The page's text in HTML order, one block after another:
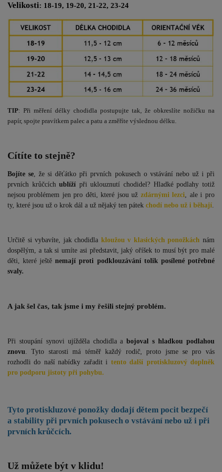
Velikosti: 18-19, 19-20, 21-22, 23-24
TIP: Při měření délky chodidla postupujte tak, že obkreslíte nožičku na
papír, spojte pravítkem palec a patu a změříte výslednou délku.
Cítíte to stejně?
Bojíte se, že si děťátko při prvních pokusech o vstávání nebo už i při
prvních krůčcíchublíží při uklouznutí chodidel? Hladké podlahy totiž
nejsou problémem jen pro děti, které jsou už zdárnými lezci, ale i pro
ty, které jsou už o krok dál a už nějaký ten pátek chodí nebo už i běhají.
Určitě si vybavíte, jak chodidla kloužou v klasických ponožkách nám
dospělým, a tak si umíte asi představit, jaký oříšek to musí být pro malé
děti, které ještěnemají proti podklouzávání tolik posílené potřebné
svaly.
A jak šel čas, tak jsme i my řešili stejný problém.
Při stoupání synovi ujížděla chodidla abojoval s hladkou podlahou
znovu. Tyto starosti má téměř každý rodič, proto jsme se pro vás
rozhodli do naší nabídky zařadit i tento další protiskluzový doplněk
pro podporu jistoty při pohybu.
Tyto protiskluzové ponožky dodají dětem pocit bezpečí
a stability při prvních pokusech o vstávání nebo už i při
prvních krůčcích.
Už můžete být v klidu!